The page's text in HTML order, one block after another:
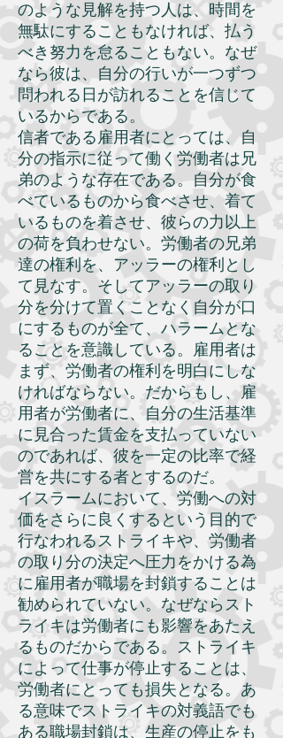
のような見解を持つ人は、時間を
無駄にすることもなければ、払う
べき努力を怠ることもない。なぜ
なら彼は、自分の行いが一つずつ
問われる日が訪れることを信じて
いるからである。
信者である雇用者にとっては、自
分の指示に従って働く労働者は兄
弟のような存在である。自分が食
べているものから食べさせ、着て
いるものを着させ、彼らの力以上
の荷を負わせない。労働者の兄弟
達の権利を、アッラーの権利とし
て見なす。そしてアッラーの取り
分を分けて置くことなく自分が口
にするものが全て、ハラームとな
ることを意識している。雇用者は
まず、労働者の権利を明白にしな
ければならない。だからもし、雇
用者が労働者に、自分の生活基準
に見合った賃金を支払っていない
のであれば、彼を一定の比率で経
営を共にする者とするのだ。
イスラームにおいて、労働への対
価をさらに良くするという目的で
行なわれるストライキや、労働者
の取り分の決定へ圧力をかける為
に雇用者が職場を封鎖することは
勧められていない。なぜならスト
ライキは労働者にも影響をあたえ
るものだからである。ストライキ
によって仕事が停止することは、
労働者にとっても損失となる。あ
る意味でストライキの対義語でも
ある職場封鎖は、生産の停止をも